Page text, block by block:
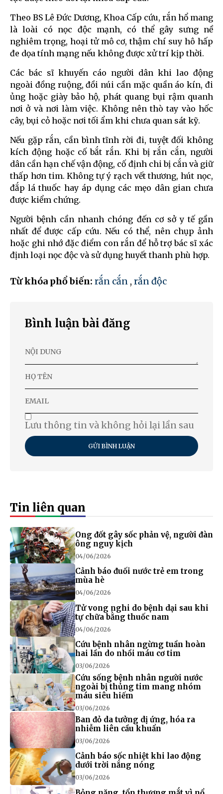
Theo BS Lê Đức Dương, Khoa Cấp cứu, rắn hổ mang
là loài có nọc độc mạnh, có thể gây sưng nề
nghiêm trọng, hoại tử mô cơ, thậm chí suy hô hấp
đe dọa tính mạng nếu không được xử trí kịp thời.
Các bác sĩ khuyến cáo người dân khi lao động
ngoài đồng ruộng, đồi núi cần mặc quần áo kín, đi
ủng hoặc giày bảo hộ, phát quang bụi rậm quanh
nơi ở và nơi làm việc. Không nên thò tay vào hốc
cây, bụi cỏ hoặc nơi tối ẩm khi chưa quan sát kỹ.
Nếu gặp rắn, cần bình tĩnh rời đi, tuyệt đối không
kích động hoặc cố bắt rắn. Khi bị rắn cắn, người
dân cần hạn chế vận động, cố định chi bị cắn và giữ
thấp hơn tim. Không tự ý rạch vết thương, hút nọc,
đắp lá thuốc hay áp dụng các mẹo dân gian chưa
được kiểm chứng.
Người bệnh cần nhanh chóng đến cơ sở y tế gần
nhất để được cấp cứu. Nếu có thể, nên chụp ảnh
hoặc ghi nhớ đặc điểm con rắn để hỗ trợ bác sĩ xác
định loại nọc độc và sử dụng huyết thanh phù hợp.
Từ khóa phổ biến: rắn cắn , rắn độc
Bình luận bài đăng
Lưu thông tin và không hỏi lại lần sau
GỬI BÌNH LUẬN
Tin liên quan
Ong đốt gây sốc phản vệ, người đàn
ông nguy kịch
04/06/2026
Cảnh báo đuối nước trẻ em trong
mùa hè
04/06/2026
Tử vong nghi do bệnh dại sau khi
tự chữa bằng thuốc nam
04/06/2026
Cứu bệnh nhân ngừng tuần hoàn
hai lần do nhồi máu cơ tim
03/06/2026
Cứu sống bệnh nhân người nước
ngoài bị thủng tim mang nhóm
máu siêu hiếm
03/06/2026
Ban đỏ da tưởng dị ứng, hóa ra
nhiễm liên cầu khuẩn
03/06/2026
Cảnh báo sốc nhiệt khi lao động
dưới trời nắng nóng
03/06/2026